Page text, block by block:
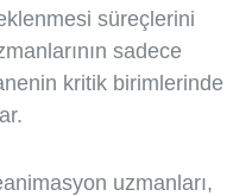
süreçlerini
sadece
kritik birimlerinde
uzmanları,